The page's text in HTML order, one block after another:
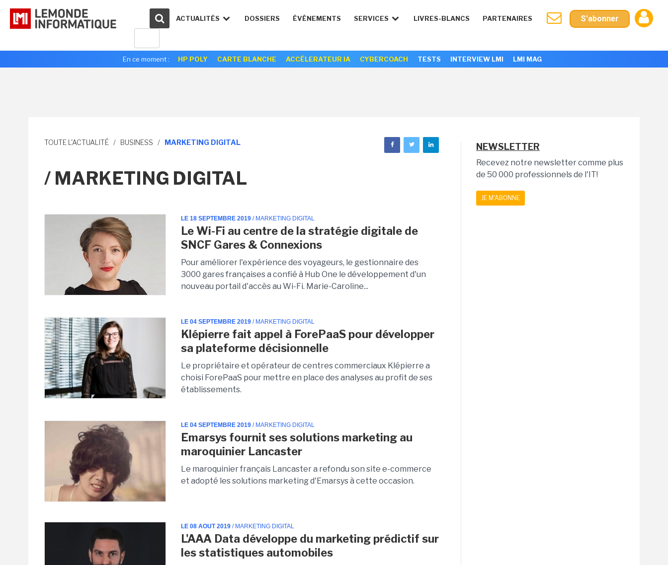
ACTUALITÉS DOSSIERS ÉVÉNEMENTS SERVICES LIVRES-BLANCS PARTENAIRES S'abonner
En ce moment : HP POLY CARTE BLANCHE ACCÉLERATEUR IA CYBERCOACH TESTS INTERVIEW LMI LMI MAG
TOUTE L'ACTUALITÉ / BUSINESS / MARKETING DIGITAL
/ MARKETING DIGITAL
LE 18 SEPTEMBRE 2019 / MARKETING DIGITAL
Le Wi-Fi au centre de la stratégie digitale de
SNCF Gares & Connexions
Pour améliorer l'expérience des voyageurs, le gestionnaire des
3000 gares françaises a confié à Hub One le développement d'un
nouveau portail d'accès au Wi-Fi. Marie-Caroline...
LE 04 SEPTEMBRE 2019 / MARKETING DIGITAL
Klépierre fait appel à ForePaaS pour développer
sa plateforme décisionnelle
Le propriétaire et opérateur de centres commerciaux Klépierre a
choisi ForePaaS pour mettre en place des analyses au profit de ses
établissements.
LE 04 SEPTEMBRE 2019 / MARKETING DIGITAL
Emarsys fournit ses solutions marketing au
maroquinier Lancaster
Le maroquinier français Lancaster a refondu son site e-commerce
et adopté les solutions marketing d'Emarsys à cette occasion.
LE 08 AOUT 2019 / MARKETING DIGITAL
L'AAA Data développe du marketing prédictif sur
les statistiques automobiles
NEWSLETTER
Recevez notre newsletter comme plus
de 50 000 professionnels de l'IT!
JE M'ABONNE